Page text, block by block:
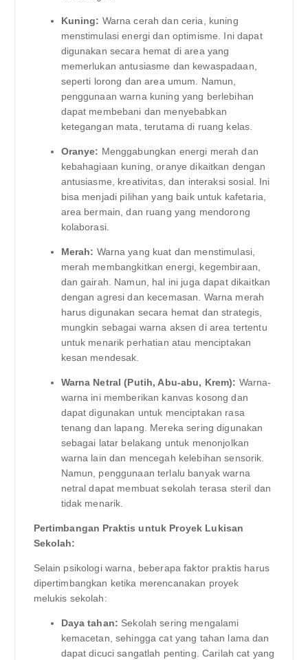
Kuning: Warna cerah dan ceria, kuning
menstimulasi energi dan optimisme. Ini dapat
digunakan secara hemat di area yang
memerlukan antusiasme dan kewaspadaan,
seperti lorong dan area umum. Namun,
penggunaan warna kuning yang berlebihan
dapat membebani dan menyebabkan
ketegangan mata, terutama di ruang kelas.
Oranye: Menggabungkan energi merah dan
kebahagiaan kuning, oranye dikaitkan dengan
antusiasme, kreativitas, dan interaksi sosial. Ini
bisa menjadi pilihan yang baik untuk kafetaria,
area bermain, dan ruang yang mendorong
kolaborasi.
Merah: Warna yang kuat dan menstimulasi,
merah membangkitkan energi, kegembiraan,
dan gairah. Namun, hal ini juga dapat dikaitkan
dengan agresi dan kecemasan. Warna merah
harus digunakan secara hemat dan strategis,
mungkin sebagai warna aksen di area tertentu
untuk menarik perhatian atau menciptakan
kesan mendesak.
Warna Netral (Putih, Abu-abu, Krem): Warna-
warna ini memberikan kanvas kosong dan
dapat digunakan untuk menciptakan rasa
tenang dan lapang. Mereka sering digunakan
sebagai latar belakang untuk menonjolkan
warna lain dan mencegah kelebihan sensorik.
Namun, penggunaan terlalu banyak warna
netral dapat membuat sekolah terasa steril dan
tidak menarik.
Pertimbangan Praktis untuk Proyek Lukisan
Sekolah:
Selain psikologi warna, beberapa faktor praktis harus
dipertimbangkan ketika merencanakan proyek
melukis sekolah:
Daya tahan: Sekolah sering mengalami
kemacetan, sehingga cat yang tahan lama dan
dapat dicuci sangatlah penting. Carilah cat yang